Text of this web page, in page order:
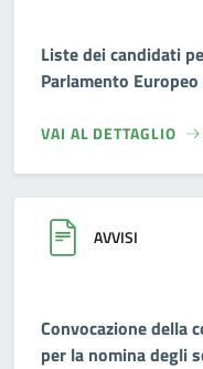
Liste dei candidati
Parlamento
VAI AL DETTAGLIO
AVVISI
Convocazione della
per la nomina degli